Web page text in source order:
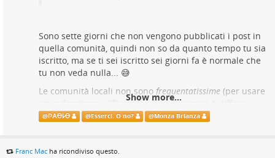
Sono sette giorni che non vengono pubblicati i post in
quella comunità, quindi non so da quanto tempo tu sia
iscritto, ma se ti sei iscritto sei giorni fa è normale che
tu non veda nulla... 😅
Le comunità locali non sono frequentatissime (per usare
un eufemismo... 🤣) perché ancora non si è diffuso
correttamente il messaggio della loro esistenza
Show more...
@𐌐𐌀Ꝋ𐌋Ꝋ @Esserci. O no? @Monza Brianza
Franc Mac ha ricondiviso questo.